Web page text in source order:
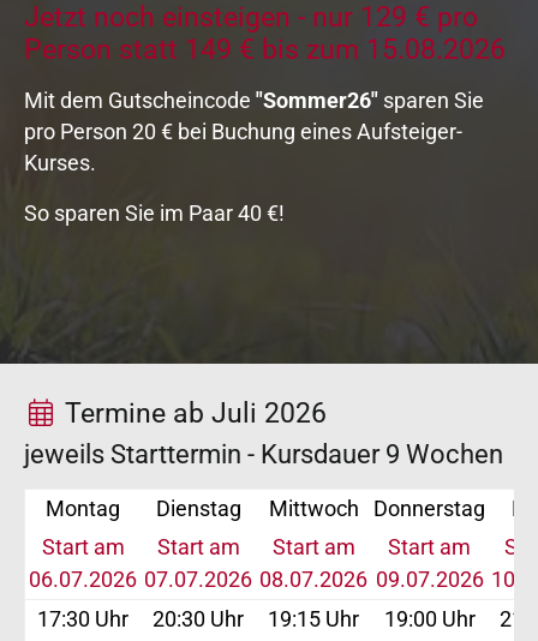
Jetzt noch einsteigen - nur 129 € pro
Person statt 149 € bis zum 15.08.2026
Mit dem Gutscheincode "Sommer26" sparen Sie
pro Person 20 € bei Buchung eines Aufsteiger-
Kurses.
So sparen Sie im Paar 40 €!
Termine ab Juli 2026
jeweils Starttermin - Kursdauer 9 Wochen
Montag Dienstag Mittwoch Donnerstag
Start am
06.07.2026
Start am
07.07.2026
Start am
08.07.2026
Start am
09.07.2026
17:30 Uhr
20:30 Uhr 19:15 Uhr 19:00 Uhr